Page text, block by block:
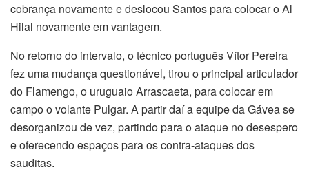
cobrança novamente e deslocou Santos para colocar o Al
Hilal novamente em vantagem.
No retorno do intervalo, o técnico português Vítor Pereira
fez uma mudança questionável, tirou o principal articulador
do Flamengo, o uruguaio Arrascaeta, para colocar em
campo o volante Pulgar. A partir daí a equipe da Gávea se
desorganizou de vez, partindo para o ataque no desespero
e oferecendo espaços para os contra-ataques dos
sauditas.